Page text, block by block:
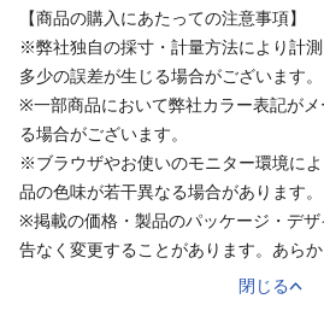
【商品の購入にあたっての注意事項】
※弊社独自の採寸・計量方法により計測
多少の誤差が生じる場合がございます。
※一部商品において弊社カラー表記が
る場合がございます。
※ブラウザやお使いのモニター環境に
品の色味が若干異なる場合があります。
※掲載の価格・製品のパッケージ・デ
告なく変更することがあります。あらか
閉じる